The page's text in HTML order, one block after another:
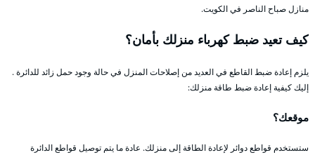
منازل صباح الناصر في الكويت.
كيف تعيد ضبط كهرباء منزلك بأمان؟
يلزم إعادة ضبط القاطع في العديد من إصلاحات المنزل في حالة وجود حمل زائد للدائرة .
إليك كيفية إعادة ضبط طاقة منزلك:
موقعك؟
ستستخدم قواطع دوائر لإعادة الطاقة إلى منزلك. عادة ما يتم توصيل قواطع الدائرة